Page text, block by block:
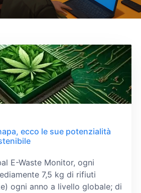
ecco le sue potenzialità
E-Waste Monitor, ogni
7,5 kg di rifiuti
ogni anno a livello globale; di